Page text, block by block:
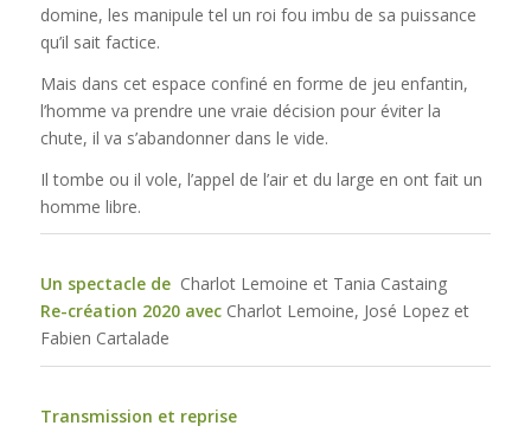
domine, les manipule tel un roi fou imbu de sa puissance
qu’il sait factice.
Mais dans cet espace confiné en forme de jeu enfantin,
l’homme va prendre une vraie décision pour éviter la
chute, il va s’abandonner dans le vide.
Il tombe ou il vole, l’appel de l’air et du large en ont fait un
homme libre.
Un spectacle de Charlot Lemoine et Tania Castaing
Re-création 2020 avecCharlot Lemoine, José Lopez et
Fabien Cartalade
Transmission et reprise